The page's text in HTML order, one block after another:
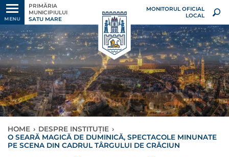
MENU
PRIMĂRIA
MUNICIPIULUI
SATU MARE
MONITORUL OFICIAL
LOCAL
HOME › DESPRE INSTITUȚIE ›
O SEARĂ MAGICĂ DE DUMINICĂ, SPECTACOLE MINUNATE
PE SCENA DIN CADRUL TÂRGULUI DE CRĂCIUN